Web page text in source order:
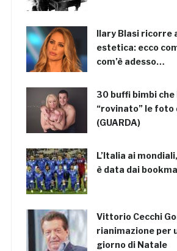
Ilary Blasi ricorre
estetica: ecco
com’è adesso…
30 buffi bimbi che
“rovinato” le foto
(GUARDA)
L’Italia ai
è data dai
Vittorio Cecchi
rianimazione per
giorno di Natale